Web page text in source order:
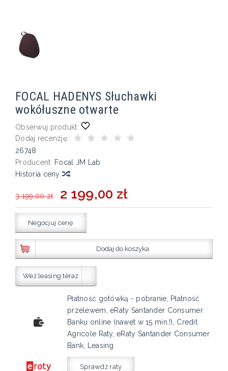
FOCAL HADENYS Słuchawki
wokółuszne otwarte
Obserwuj produkt:
Dodaj recenzję:
26748
Producent: Focal JM Lab
Historia ceny
3 199,00 zł 2 199,00 zł
Negocjuj cenę
Dodaj do koszyka
Weź leasing teraz
Płatność gotówką - pobranie, Płatność
przelewem, eRaty Santander Consumer
Banku online (nawet w 15 min.!), Credit
Agricole Raty, eRaty Santander Consumer
Bank, Leasing
Sprawdź raty